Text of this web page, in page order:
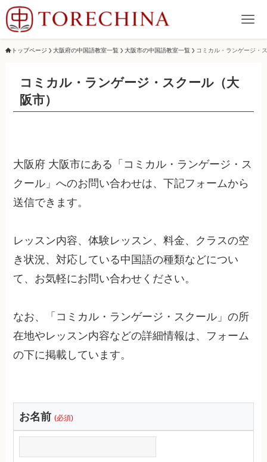
トップページ 大阪府の中国語教室一覧 大阪市の中国語教室一覧 コミカル・ランゲージ・
コミカル・ランゲージ・スクール（大
阪市）
大阪府 大阪市にある「コミカル・ランゲージ・ス
クール」へのお問い合わせは、下記フォームから
送信できます。
レッスン内容、体験レッスン、料金、クラスの空
き状況、対応している中国語の種類などについ
て、お気軽にお問い合わせください。
なお、「コミカル・ランゲージ・スクール」の所
在地やレッスン内容などの詳細情報は、フォーム
の下に掲載しています。
お名前 (必須)